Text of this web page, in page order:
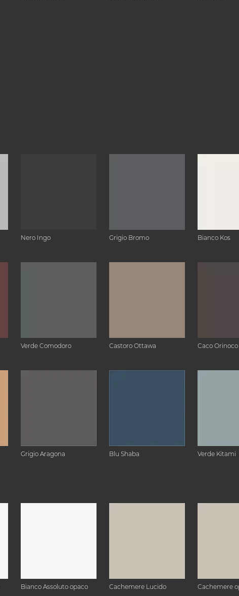
Nero Ingo Grigio Bromo Bianco Kos
Verde Comodoro Castoro Ottawa Caco Orinoco
Grigio Aragona Blu Shaba Verde Kitami
Bianco Assoluto opaco Cachemere Lucido Cachemere